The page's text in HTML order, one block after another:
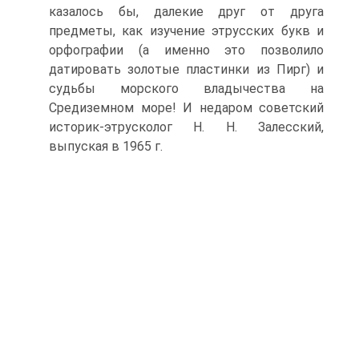
казалось бы, далекие друг от друга
предметы, как изучение этрусских букв и
орфографии (а именно это позволило
датировать золотые пластинки из Пирг) и
судьбы морского владычества на
Средиземном море! И недаром советский
историк-этрусколог Н. Н. Залесский,
выпуская в 1965 г.